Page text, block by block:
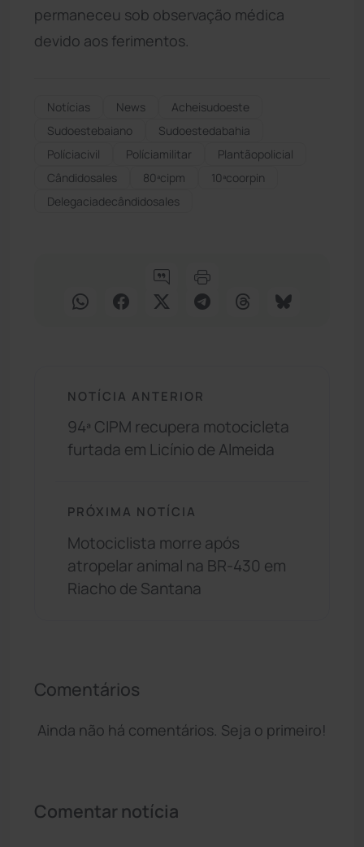
permaneceu sob observação médica
devido aos ferimentos.
Notícias News
Acheisudoeste
Sudoestebaiano
Sudoestedabahia
Políciacivil
Políciamilitar
Plantãopolicial
Cândidosales
80ªcipm
10ªcoorpin
Delegaciadecândidosales
NOTÍCIA ANTERIOR
94ª CIPM recupera motocicleta
furtada em Licínio de Almeida
PRÓXIMA NOTÍCIA
Motociclista morre após
atropelar animal na BR-430 em
Riacho de Santana
Comentários
Ainda não há comentários. Seja o primeiro!
Comentar notícia